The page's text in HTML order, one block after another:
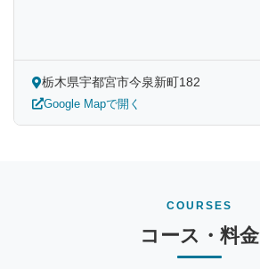
栃木県宇都宮市今泉新町182
Google Mapで開く
COURSES
コース・料金